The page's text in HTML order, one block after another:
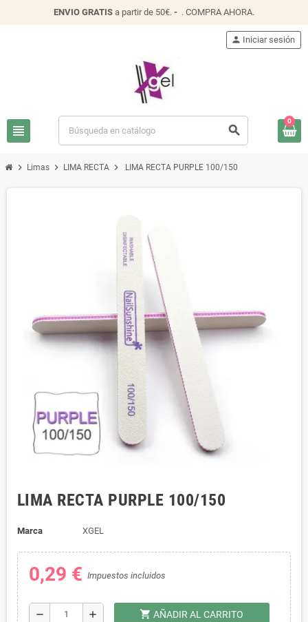
ENVIO GRATIS a partir de 50€. - . COMPRA AHORA.
view_headline search
person Iniciar sesión
0
chevron_right Limas chevron_right LIMA RECTA chevron_right LIMA RECTA PURPLE 100/150
LIMA RECTA PURPLE 100/150
Marca XGEL
0,29 € Impuestos incluidos
remove add shopping_cart AÑADIR AL CARRITO